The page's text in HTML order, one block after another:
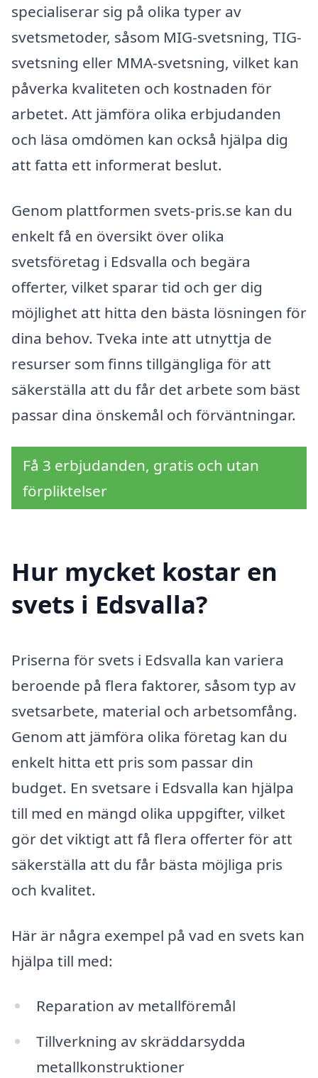
specialiserar sig på olika typer av
svetsmetoder, såsom MIG-svetsning, TIG-
svetsning eller MMA-svetsning, vilket kan
påverka kvaliteten och kostnaden för
arbetet. Att jämföra olika erbjudanden
och läsa omdömen kan också hjälpa dig
att fatta ett informerat beslut.
Genom plattformen svets-pris.se kan du
enkelt få en översikt över olika
svetsföretag i Edsvalla och begära
offerter, vilket sparar tid och ger dig
möjlighet att hitta den bästa lösningen för
dina behov. Tveka inte att utnyttja de
resurser som finns tillgängliga för att
säkerställa att du får det arbete som bäst
passar dina önskemål och förväntningar.
Få 3 erbjudanden, gratis och utan
förpliktelser
Hur mycket kostar en
svets i Edsvalla?
Priserna för svets i Edsvalla kan variera
beroende på flera faktorer, såsom typ av
svetsarbete, material och arbetsomfång.
Genom att jämföra olika företag kan du
enkelt hitta ett pris som passar din
budget. En svetsare i Edsvalla kan hjälpa
till med en mängd olika uppgifter, vilket
gör det viktigt att få flera offerter för att
säkerställa att du får bästa möjliga pris
och kvalitet.
Här är några exempel på vad en svets kan
hjälpa till med:
Reparation av metallföremål
Tillverkning av skräddarsydda
metallkonstruktioner